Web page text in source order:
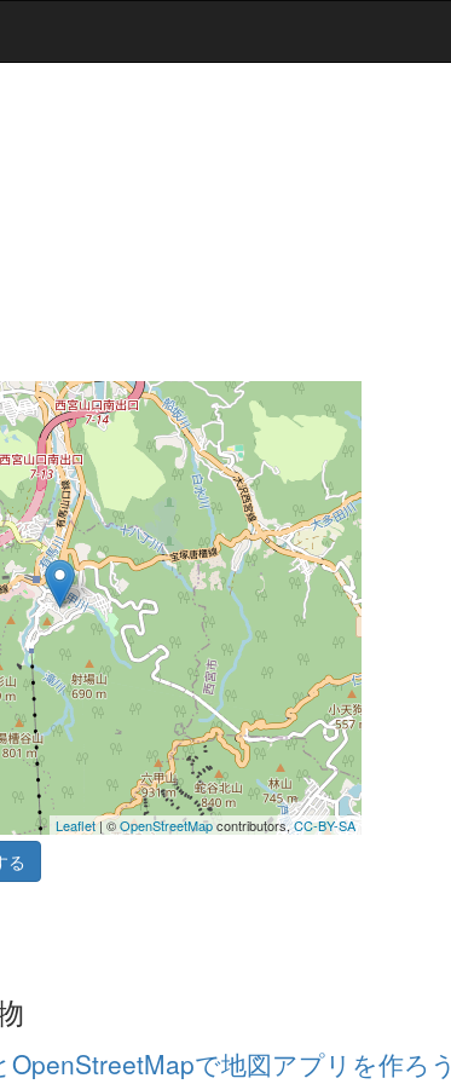
Leaflet| ©OpenStreetMapcontributors,CC-BY-SA
る
で地図アプリを作ろう